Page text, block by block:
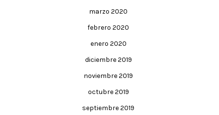
marzo 2020
febrero 2020
enero 2020
diciembre 2019
noviembre 2019
octubre 2019
septiembre 2019